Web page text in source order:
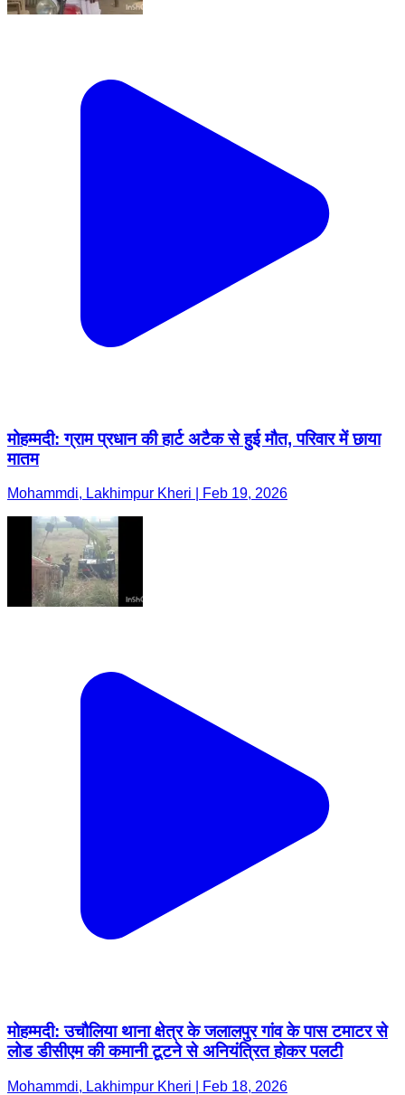
मोहम्मदी: ग्राम प्रधान की हार्ट अटैक से हुई मौत, परिवार में छाया
मातम
Mohammdi, Lakhimpur Kheri | Feb 19, 2026
मोहम्मदी: उचौलिया थाना क्षेत्र के जलालपुर गांव के पास टमाटर से
लोड डीसीएम की कमानी टूटने से अनियंत्रित होकर पलटी
Mohammdi, Lakhimpur Kheri | Feb 18, 2026